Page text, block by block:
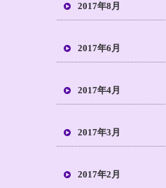
2017年8月
2017年6月
2017年4月
2017年3月
2017年2月